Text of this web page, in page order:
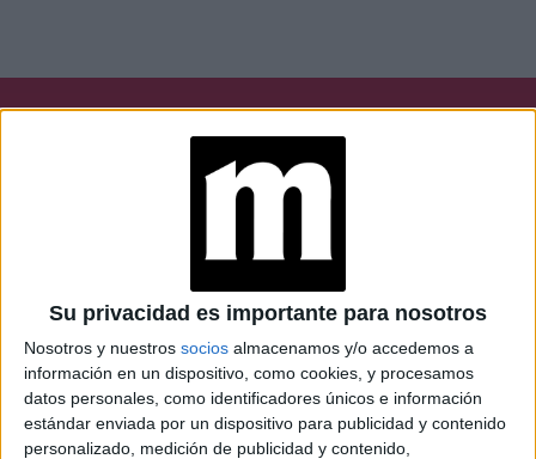
Su privacidad es importante para nosotros
Nosotros y nuestros socios almacenamos y/o accedemos a
información en un dispositivo, como cookies, y procesamos
datos personales, como identificadores únicos e información
estándar enviada por un dispositivo para publicidad y contenido
personalizado, medición de publicidad y contenido,
Caras Noticias
Weekend Parabrisas
Look
Luz Mía Lunateen Break BATimes
© Perfil.com 2006-2019 - Todos los derechos reservados
Registro de Propiedad Intelectual: Nro. 5346433